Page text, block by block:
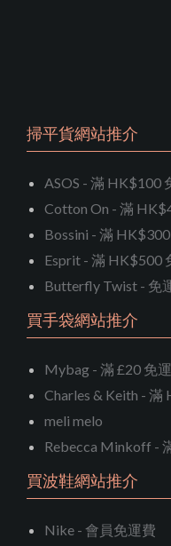
掃平貨網站推介
ASOS - 滿 HK$100
Cotton On - 滿
Bossini - 滿
Esprit - 滿 HK$500
Butterfly Twist - 免
買手袋網站推介
Mybag - 滿 £20 免運
Charles & Keith - 滿
meli melo
Rebecca Minkoff -
買波鞋網站推介
Nike - 會員免運費